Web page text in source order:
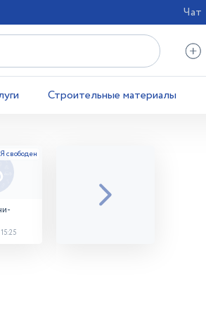
Чат
Строительные материалы